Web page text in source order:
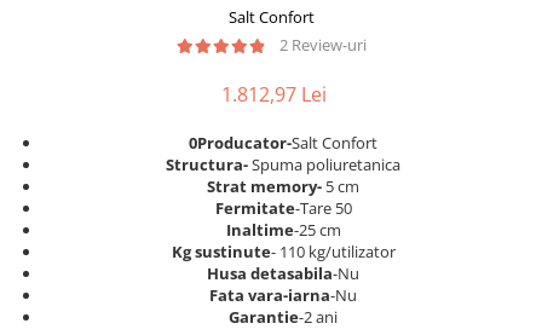
Saltele cu spuma poliuretanica
Saltele 160x200
Saltele 180x200
Top saltele
Top saltele 5 cm
Top saltele 10 cm
Top saltele memory 5 cm
Dulap birou
Birouri
Scaune pentru birou
Scaune pentru vizitatori
Scaune manager
Salt Confort
2 Review-uri
1.812,97 Lei
0Producator-Salt Confort
Structura-Spuma poliuretanica
Strat memory- 5 cm
Fermitate-Tare 50
Inaltime-25 cm
Kg sustinute- 110 kg/utilizator
Husa detasabila-Nu
Fata vara-iarna-Nu
Garantie-2 ani